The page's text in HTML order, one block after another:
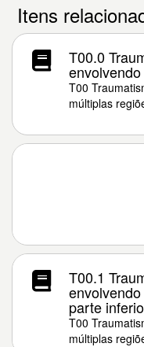
Itens
T00.0
T00
múltiplas
T00.1
parte
T00
múltiplas